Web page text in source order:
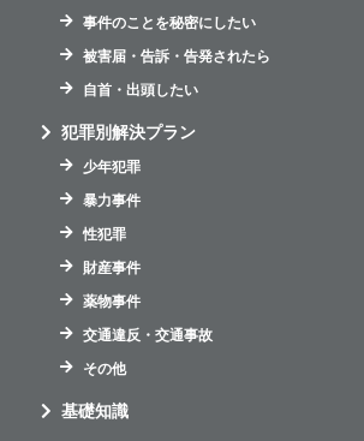
事件のことを秘密にしたい
被害届・告訴・告発されたら
自首・出頭したい
犯罪別解決プラン
少年犯罪
暴力事件
性犯罪
財産事件
薬物事件
交通違反・交通事故
その他
基礎知識